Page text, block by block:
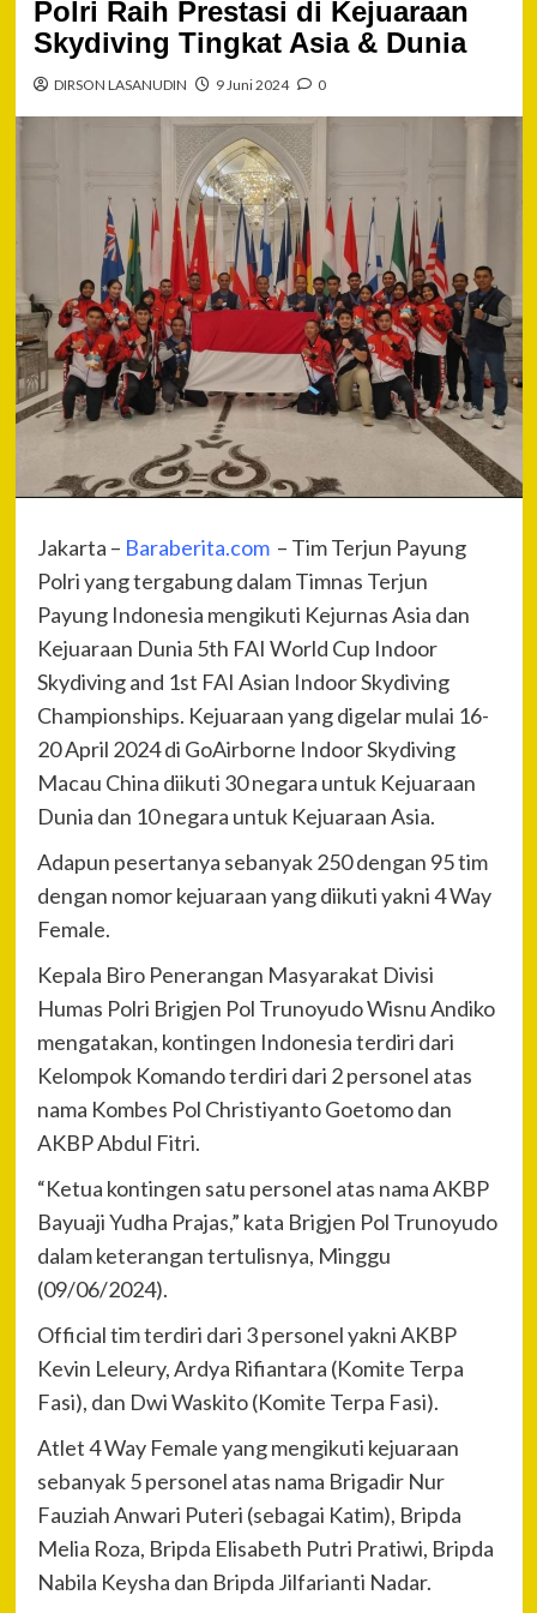
Polri Raih Prestasi di Kejuaraan
Skydiving Tingkat Asia & Dunia
DIRSON LASANUDIN 9 Juni 2024 0
Jakarta – Baraberita.com– Tim Terjun Payung
Polri yang tergabung dalam Timnas Terjun
Payung Indonesia mengikuti Kejurnas Asia dan
Kejuaraan Dunia 5th FAI World Cup Indoor
Skydiving and 1st FAI Asian Indoor Skydiving
Championships. Kejuaraan yang digelar mulai 16-
20 April 2024 di GoAirborne Indoor Skydiving
Macau China diikuti 30 negara untuk Kejuaraan
Dunia dan 10 negara untuk Kejuaraan Asia.
Adapun pesertanya sebanyak 250 dengan 95 tim
dengan nomor kejuaraan yang diikuti yakni 4 Way
Female.
Kepala Biro Penerangan Masyarakat Divisi
Humas Polri Brigjen Pol Trunoyudo Wisnu Andiko
mengatakan, kontingen Indonesia terdiri dari
Kelompok Komando terdiri dari 2 personel atas
nama Kombes Pol Christiyanto Goetomo dan
AKBP Abdul Fitri.
“Ketua kontingen satu personel atas nama AKBP
Bayuaji Yudha Prajas,” kata Brigjen Pol Trunoyudo
dalam keterangan tertulisnya, Minggu
(09/06/2024).
Official tim terdiri dari 3 personel yakni AKBP
Kevin Leleury, Ardya Rifiantara (Komite Terpa
Fasi), dan Dwi Waskito (Komite Terpa Fasi).
Atlet 4 Way Female yang mengikuti kejuaraan
sebanyak 5 personel atas nama Brigadir Nur
Fauziah Anwari Puteri (sebagai Katim), Bripda
Melia Roza, Bripda Elisabeth Putri Pratiwi, Bripda
Nabila Keysha dan Bripda Jilfarianti Nadar.